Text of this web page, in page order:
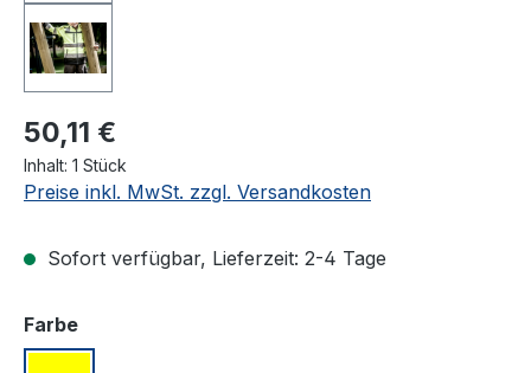
50,11 €
Inhalt: 1 Stück
Preise inkl. MwSt. zzgl. Versandkosten
Sofort verfügbar, Lieferzeit: 2-4 Tage
Farbeauswählen